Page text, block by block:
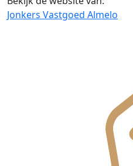
Jonkers Vastgoed Almelo